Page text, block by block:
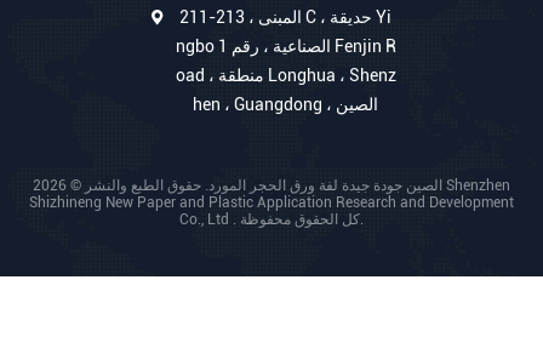
211-213 ، المبنى C ، حديقة Yi
ngbo الصناعية ، رقم 1 Fenjin R
oad ، منطقة Longhua ، Shenz
hen ، Guangdong ، الصين
الصين جودة جيدة لفة ورق الحجر المورد. حقوق الطبع والنشر © 2026 Shenzhen
Shizhineng New Paper and Plastic Application Research and Development
Co., Ltd . كل الحقوق محفوظة.